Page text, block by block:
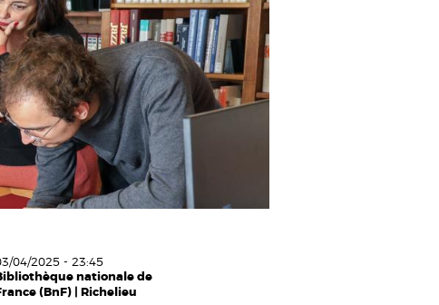
04/2025 - 23:45
nationale de
(BnF) | Richelieu